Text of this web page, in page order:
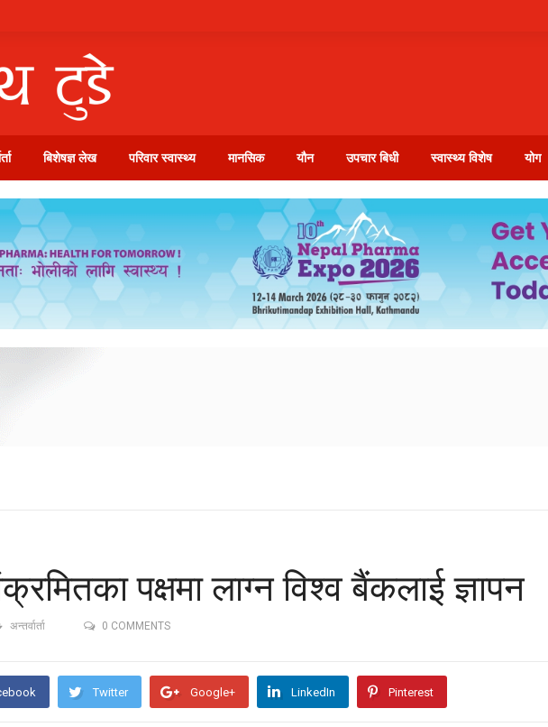
बिशेषज्ञ लेख परिवार स्वास्थ्य मानसिक यौन उपचार बिधी स्वास्थ्य विशेष योग
पक्षमा लाग्न विश्व बैंकलाई ज्ञापन
अन्तर्वार्ता 0 COMMENTS
Twitter Google+ LinkedIn Pinterest